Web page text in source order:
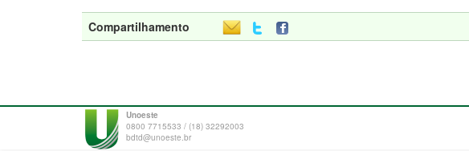
Compartilhamento
Unoeste
0800 7715533 / (18) 32292003
bdtd@unoeste.br